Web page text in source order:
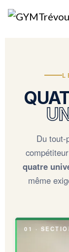
Du tout-
quatre
même
01 ·